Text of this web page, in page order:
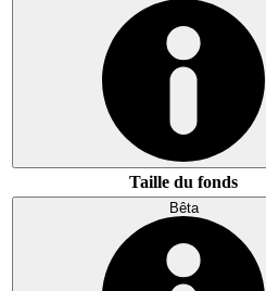
Taille du fonds
Bêta